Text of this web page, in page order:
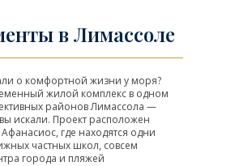
о комфортной жизни у моря?
жилой комплекс в одном
районов Лимассола —
искали. Проект расположен
где находятся одни
частных школ, совсем
города и пляжей
в Лимассоле